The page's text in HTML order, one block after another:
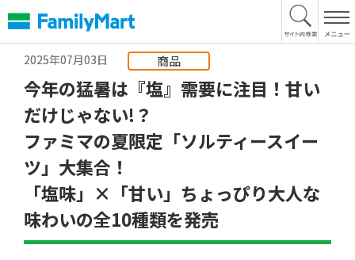
文
へ
2025年07月03日
商品
今年の猛暑は『塩』需要に注目！甘い
だけじゃない!？
ファミマの夏限定「ソルティースイー
ツ」大集合！
「塩味」×「甘い」ちょっぴり大人な
味わいの全10種類を発売